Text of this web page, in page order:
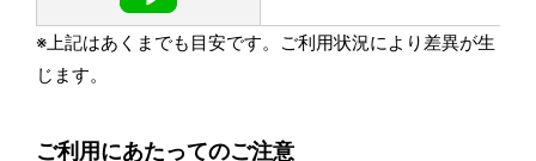
※上記はあくまでも目安です。ご利用状況により差異が生
じます。
ご利用にあたってのご注意